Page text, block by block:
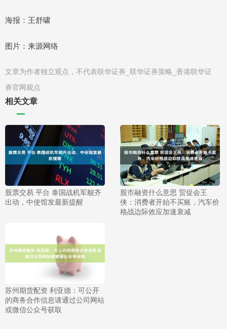
海报：王舒啸
图片：来源网络
文章为作者独立观点，不代表联华证券_联华证券策略_香港联华证
券官网观点
相关文章
股票交易 平台 泰国战机军舰齐
出动，中使馆发最新提醒
股市融资什么意思 贸促会王
侠：消费者开始不买账，汽车价
格战边际效应加速衰减
苏州期货配资 利亚德：可公开
的商务合作信息请通过公司网站
或微信公众号获取